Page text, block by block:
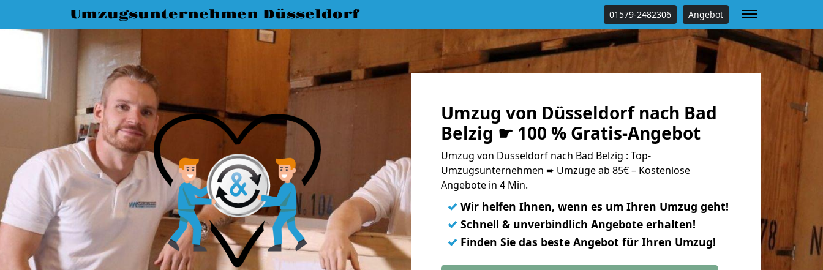
Umzugsunternehmen Düsseldorf 01579-2482306 Angebot
Umzug von Düsseldorf nach Bad
Belzig ☛ 100 % Gratis-Angebot
Umzug von Düsseldorf nach Bad Belzig : Top-
Umzugsunternehmen ➨ Umzüge ab 85€ – Kostenlose
Angebote in 4 Min.
✓ Wir helfen Ihnen, wenn es um Ihren Umzug geht!
✓ Schnell & unverbindlich Angebote erhalten!
✓ Finden Sie das beste Angebot für Ihren Umzug!